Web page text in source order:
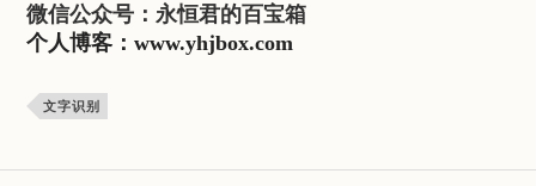
微信公众号：永恒君的百宝箱
个人博客：www.yhjbox.com
文字识别